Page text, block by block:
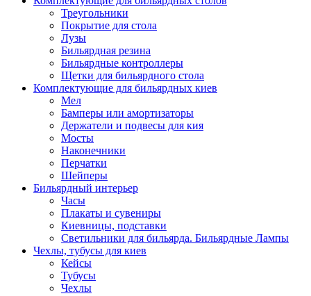
Треугольники
Покрытие для стола
Лузы
Бильярдная резина
Бильярдные контроллеры
Щетки для бильярдного стола
Комплектующие для бильярдных киев
Мел
Бамперы или амортизаторы
Держатели и подвесы для кия
Мосты
Наконечники
Перчатки
Шейперы
Бильярдный интерьер
Часы
Плакаты и сувениры
Киевницы, подставки
Светильники для бильярда. Бильярдные Лампы
Чехлы, тубусы для киев
Кейсы
Тубусы
Чехлы